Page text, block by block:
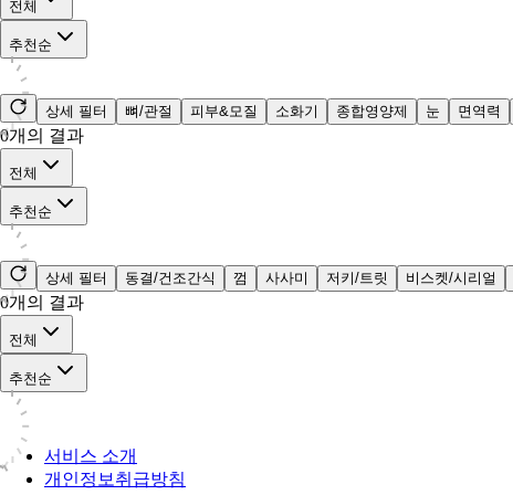
전체
추천순
상세 필터 뼈/관절 피부&모질 소화기 종합영양제 눈 면역력
0개의 결과
전체
추천순
상세 필터 동결/건조간식 껌 사사미 저키/트릿 비스켓/시리얼
0개의 결과
전체
추천순
서비스 소개
개인정보취급방침